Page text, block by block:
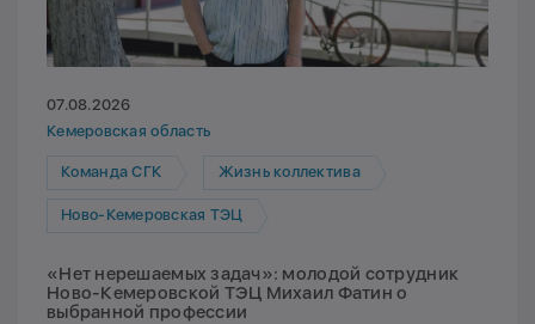
07.08.2026
Кемеровская область
Команда СГК Жизнь коллектива
Ново-Кемеровская ТЭЦ
«Нет нерешаемых задач»: молодой сотрудник
Ново-Кемеровской ТЭЦ Михаил Фатин о
выбранной профессии